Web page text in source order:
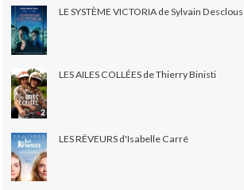
LE SYSTÈME VICTORIA de Sylvain Desclous
LES AILES COLLÉES de Thierry Binisti
LES RÊVEURS d'Isabelle Carré